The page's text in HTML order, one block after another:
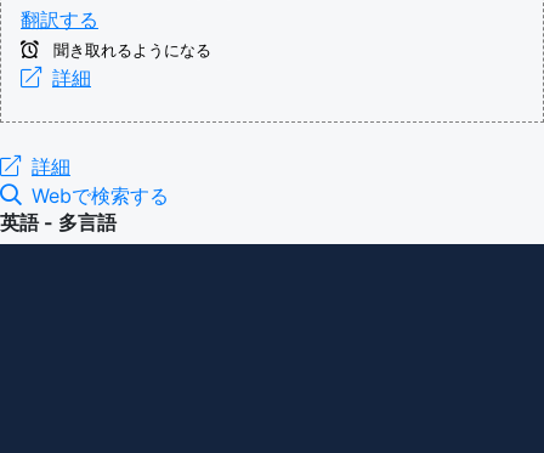
翻訳する
聞き取れるようになる
詳細
詳細
Webで検索する
英語 - 多言語